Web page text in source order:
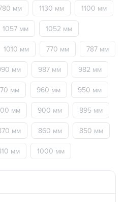
мм 1130 мм 1100 мм
1057 мм 1052 мм
1010 мм 770 мм 787 мм
мм 987 мм 982 мм
мм 960 мм 950 мм
мм 900 мм 895 мм
мм 860 мм 850 мм
мм 1000 мм